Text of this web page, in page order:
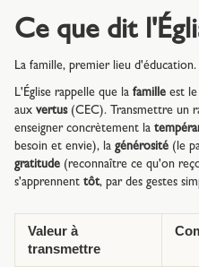
Ce que dit
La famille, premier lieu d'éducation.
L'Église rappelle que la famille est
aux vertus(CEC). Transmettre un
enseigner concrètement la
besoin et envie), la générosité (le
gratitude (reconnaître ce qu'on
s'apprennent tôt, par des gestes
Valeur à
transmettre